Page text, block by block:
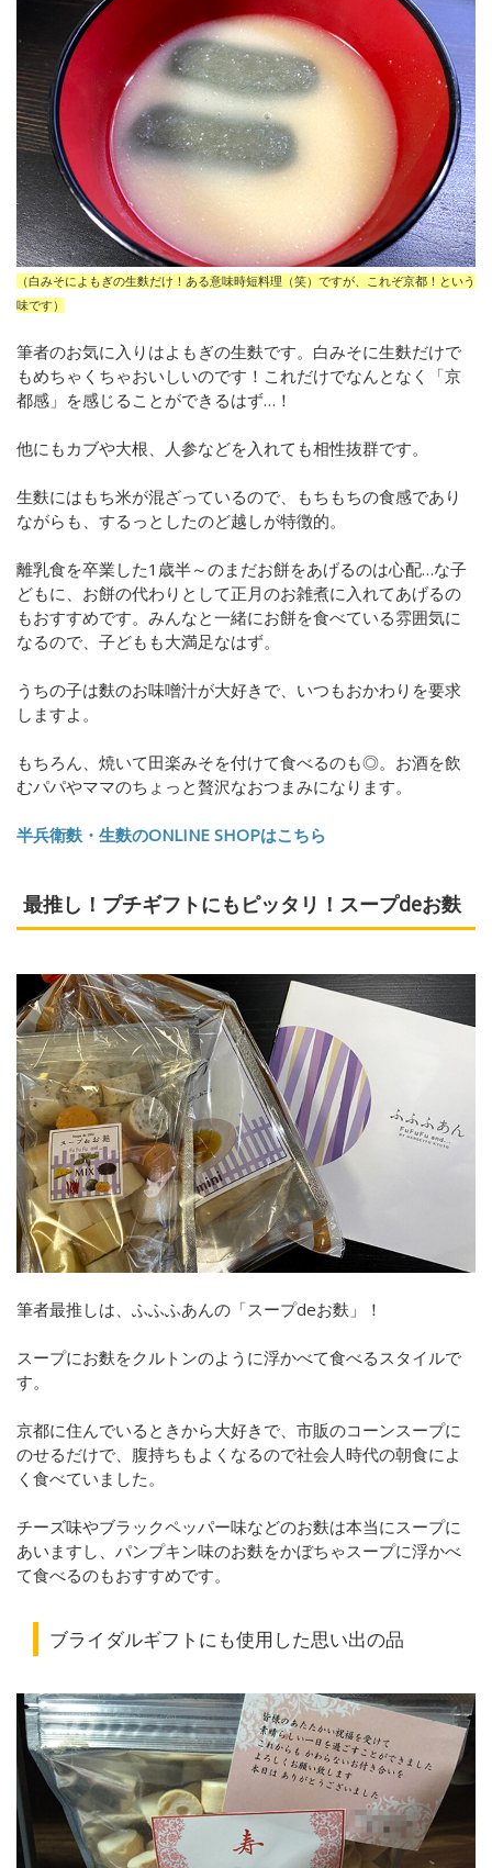
（白みそによもぎの生麩だけ！ある意味時短料理（笑）ですが、これぞ京都！という
味です）
筆者のお気に入りはよもぎの生麩です。白みそに生麩だけで
もめちゃくちゃおいしいのです！これだけでなんとなく「京
都感」を感じることができるはず…！
他にもカブや大根、人参などを入れても相性抜群です。
生麩にはもち米が混ざっているので、もちもちの食感であり
ながらも、するっとしたのど越しが特徴的。
離乳食を卒業した1歳半～のまだお餅をあげるのは心配…な子
どもに、お餅の代わりとして正月のお雑煮に入れてあげるの
もおすすめです。みんなと一緒にお餅を食べている雰囲気に
なるので、子どもも大満足なはず。
うちの子は麩のお味噌汁が大好きで、いつもおかわりを要求
しますよ。
もちろん、焼いて田楽みそを付けて食べるのも◎。お酒を飲
むパパやママのちょっと贅沢なおつまみになります。
半兵衛麩・生麩のONLINE SHOPはこちら
最推し！プチギフトにもピッタリ！スープdeお麩
筆者最推しは、ふふふあんの「スープdeお麩」！
スープにお麩をクルトンのように浮かべて食べるスタイルで
す。
京都に住んでいるときから大好きで、市販のコーンスープに
のせるだけで、腹持ちもよくなるので社会人時代の朝食によ
く食べていました。
チーズ味やブラックペッパー味などのお麩は本当にスープに
あいますし、パンプキン味のお麩をかぼちゃスープに浮かべ
て食べるのもおすすめです。
ブライダルギフトにも使用した思い出の品